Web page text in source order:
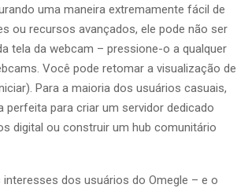
uma maneira extremamente fácil de
ou recursos avançados, ele pode não ser
tela da webcam – pressione-o a qualquer
Você pode retomar a visualização de
Para a maioria dos usuários casuais,
para criar um servidor dedicado
digital ou construir um hub comunitário
dos usuários do Omegle – e o